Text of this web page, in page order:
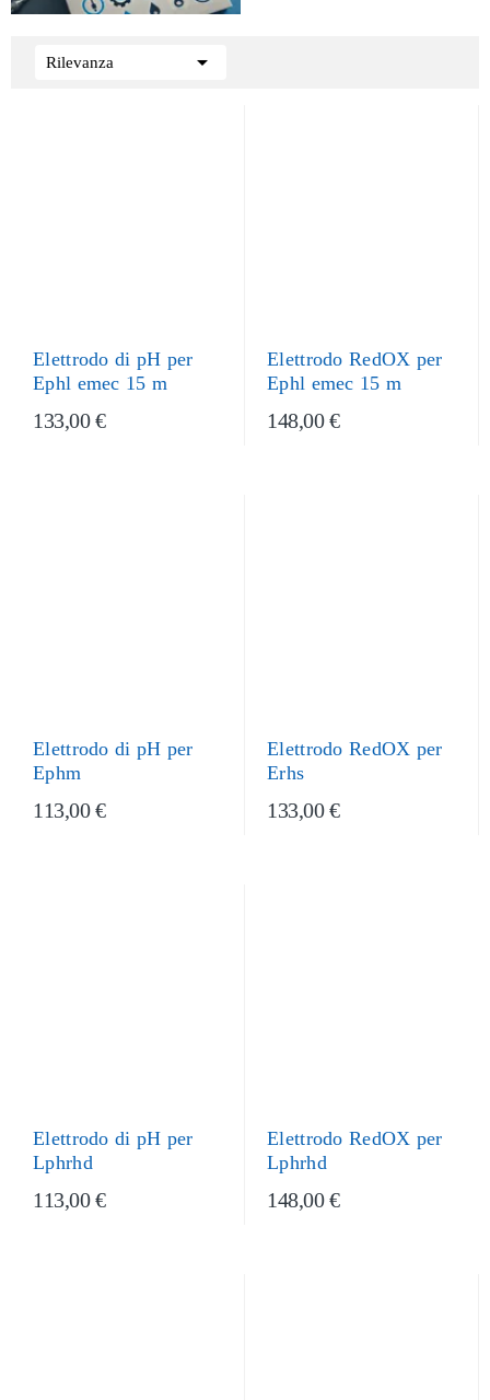
Rilevanza 
Elettrodo di pH per
Ephl emec 15 m
133,00 €
Elettrodo RedOX per
Ephl emec 15 m
148,00 €
Elettrodo di pH per
Ephm
113,00 €
Elettrodo RedOX per
Erhs
133,00 €
Elettrodo di pH per
Lphrhd
113,00 €
Elettrodo RedOX per
Lphrhd
148,00 €